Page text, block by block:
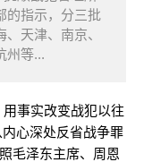
的指示，分三批
天津、南京、
州等...
事实改变战犯以往
心深处反省战争罪
毛泽东主席、周恩